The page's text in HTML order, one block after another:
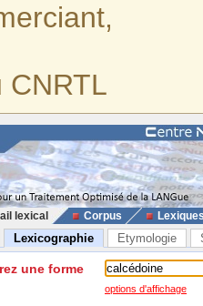
CNRTL
lexical Corpus
Lexicographie Etymologie
une forme
options d'affichage